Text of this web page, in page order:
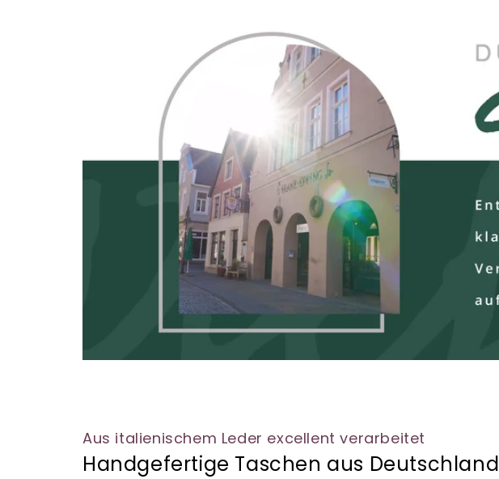
Aus italienischem Leder excellent verarbeitet
Handgefertige Taschen aus Deutschland